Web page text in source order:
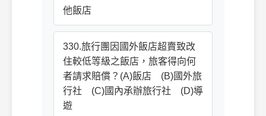
他飯店
330.旅行團因國外飯店超賣致改
住較低等級之飯店，旅客得向何
者請求賠償？(A)飯店 (B)國外旅
行社 (C)國內承辦旅行社 (D)導
遊